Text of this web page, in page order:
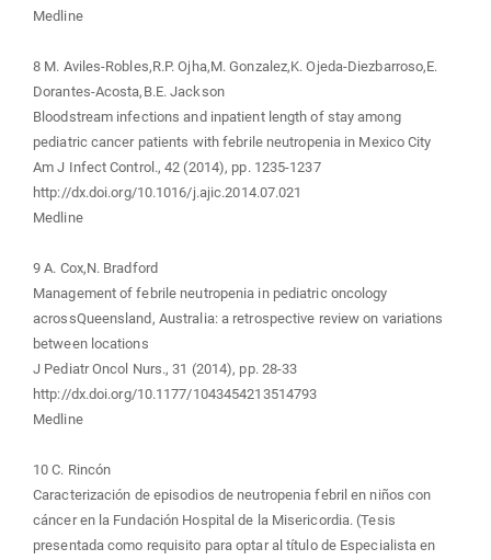
Medline
8 M. Aviles-Robles,R.P. Ojha,M. Gonzalez,K. Ojeda-Diezbarroso,E.
Dorantes-Acosta,B.E. Jackson
Bloodstream infections and inpatient length of stay among
pediatric cancer patients with febrile neutropenia in Mexico City
Am J Infect Control., 42 (2014), pp. 1235-1237
http://dx.doi.org/10.1016/j.ajic.2014.07.021
Medline
9 A. Cox,N. Bradford
Management of febrile neutropenia in pediatric oncology
acrossQueensland, Australia: a retrospective review on variations
between locations
J Pediatr Oncol Nurs., 31 (2014), pp. 28-33
http://dx.doi.org/10.1177/1043454213514793
Medline
10 C. Rincón
Caracterización de episodios de neutropenia febril en niños con
cáncer en la Fundación Hospital de la Misericordia. (Tesis
presentada como requisito para optar al título de Especialista en